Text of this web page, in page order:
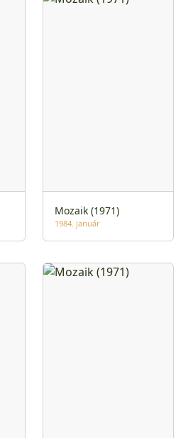
Mozaik (1971)
1984. január